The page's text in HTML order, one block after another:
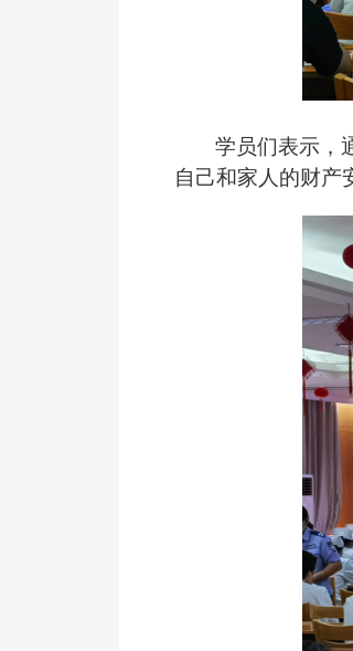
学员们表示，
自己和家人的财产